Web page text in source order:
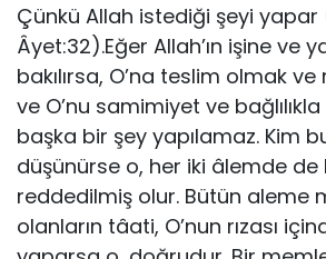
Çünkü Allah istediği şeyi yapar
Âyet:32).Eğer Allah’ın işine ve
bakılırsa, O’na teslim olmak
ve O’nu samimiyet ve
başka bir şey yapılamaz. Kim
düşünürse o, her iki âlemde de
reddedilmiş olur. Bütün aleme
olanların tâati, O’nun rızası